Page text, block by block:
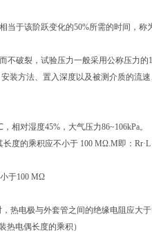
于该阶跃变化的50%所需的时间，称
不破裂，试验压力一般采用公称压力
装方法、置入深度以及被测介质的流速
，相对湿度45%，大气压力86~106kPa。
度的乘积应不小于 100 MΩ.M即：
于100 MΩ
，热电极与外套管之间的绝缘电阻应大
热电偶长度的乘积）